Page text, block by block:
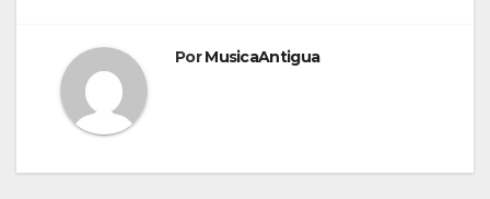
PorMusicaAntigua